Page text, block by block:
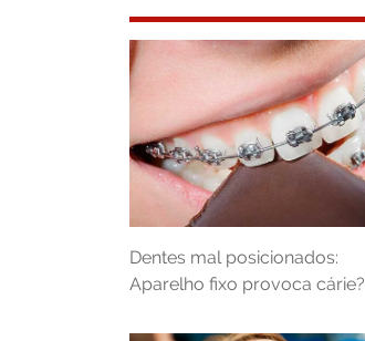
Dentes mal posicionados:
Aparelho fixo provoca cárie?